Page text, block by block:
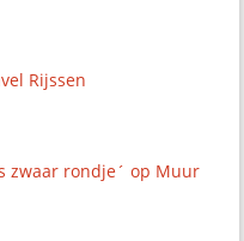
Rijssen
zwaar rondje´ op Muur